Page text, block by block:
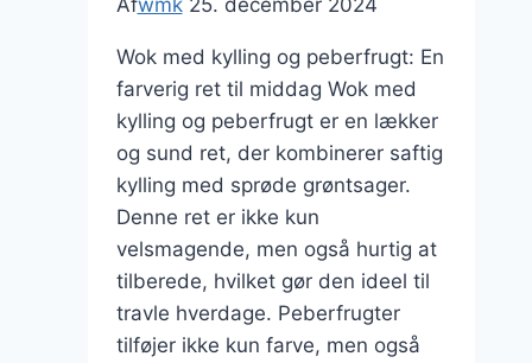
Wok med kylling og peberfrugt: En
farverig ret til middag Wok med
kylling og peberfrugt er en lækker
og sund ret, der kombinerer saftig
kylling med sprøde grøntsager.
Denne ret er ikke kun
velsmagende, men også hurtig at
tilberede, hvilket gør den ideel til
travle hverdage. Peberfrugter
tilføjer ikke kun farve, men også